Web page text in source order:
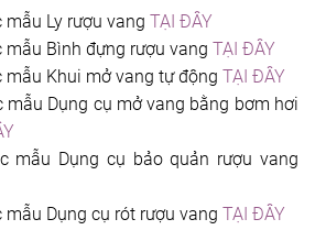
mẫu Ly rượu vang TẠI ĐÂY
mẫu Bình đựng rượu vang TẠI ĐÂY
mẫu Khui mở vang tự động TẠI ĐÂY
mẫu Dụng cụ mở vang bằng bơm hơi
mẫu Dụng cụ bảo quản rượu vang
mẫu Dụng cụ rót rượu vang TẠI ĐÂY